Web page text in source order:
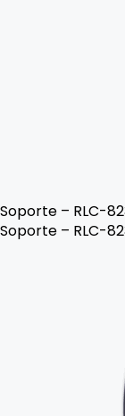
Soporte – RLC-
Soporte – RLC-